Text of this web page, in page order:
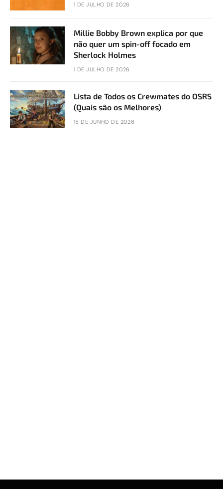
1 DE JULHO DE 2026
Millie Bobby Brown explica por que
não quer um spin-off focado em
Sherlock Holmes
1 DE JULHO DE 2026
Lista de Todos os Crewmates do OSRS
(Quais são os Melhores)
15 DE JUNHO DE 2026